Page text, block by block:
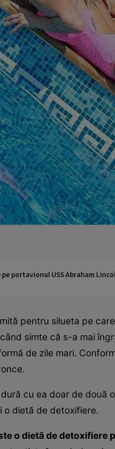
pe portavionul USS Abraham
pentru silueta pe
simte că s-a mai
de zile mari.
cu ea doar de două
o dietă de detoxifiere.
o dietă de